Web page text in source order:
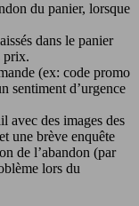
du panier, lorsque
dans le panier
prix.
(ex: code promo
sentiment d’urgence
avec des images des
une brève enquête
de l’abandon (par
lors du